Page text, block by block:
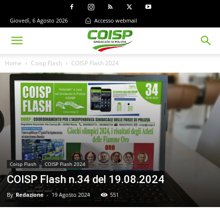
Giovedì, 6 Agosto 2026 Accesso webmail
Home Coisp Flash COISP Flash 2024
Coisp Flash COISP Flash 2024
COISP Flash n.34 del 19.08.2024
By Redazione - 19 Agosto 2024 551